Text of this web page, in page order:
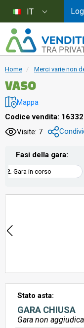
Home Merci varie non
VASO
Mappa
Codice vendita:
Visite: 7
Fasi della gara:
Gara in corso
Stato asta:
GARA CHIUSA
Gara non
IT